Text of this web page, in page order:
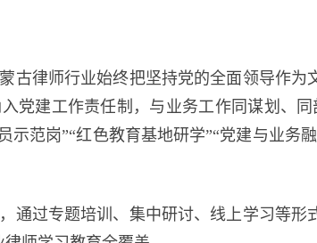
律师行业始终把坚持党的全面领导作为
党建工作责任制，与业务工作同谋划、
示范岗”“红色教育基地研学”“党建与业务
过专题培训、集中研讨、线上学习等形